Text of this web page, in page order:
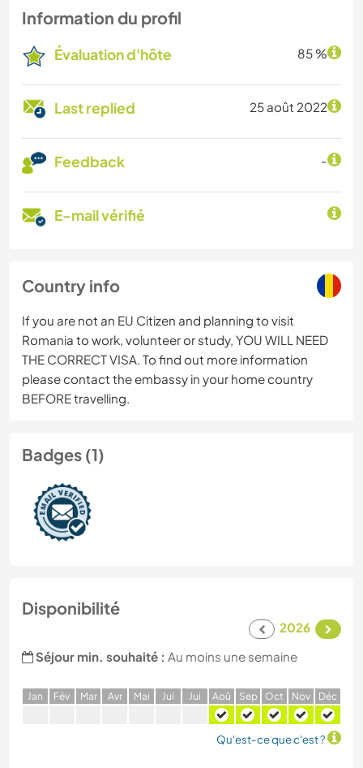
Information du profil
Évaluation d'hôte 85 %
Last replied 25 août 2022
Feedback -
E-mail vérifié
Country info
If you are not an EU Citizen and planning to visit
Romania to work, volunteer or study, YOU WILL NEED
THE CORRECT VISA. To find out more information
please contact the embassy in your home country
BEFORE travelling.
Badges (1)
Disponibilité
2026
Séjour min. souhaité : Au moins une semaine
Jan Fév Mar Avr Mai Jui Jui Aoû Sep Oct Nov Déc
Qu'est-ce que c'est ?